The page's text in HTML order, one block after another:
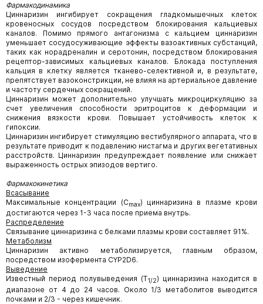
Фармакодинамика
Циннаризин ингибирует сокращения гладкомышечных клеток
кровеносных сосудов посредством блокирования кальциевых
каналов. Помимо прямого антагонизма с кальцием циннаризин
уменьшает сосудосуживающие эффекты вазоактивных субстанций,
таких как норадреналин и серотонин, посредством блокирования
рецептор-зависимых кальциевых каналов. Блокада поступления
кальция в клетку является тканево-селективной и, в результате,
препятствует вазоконстрикции, не влияя на артериальное давление
и частоту сердечных сокращений.
Циннаризин может дополнительно улучшать микроциркуляцию за
счет увеличения способности эритроцитов к деформации и
снижения вязкости крови. Повышает устойчивость клеток к
гипоксии.
Циннаризин ингибирует стимуляцию вестибулярного аппарата, что в
результате приводит к подавлению нистагма и других вегетативных
расстройств. Циннаризин предупреждает появление или снижает
выраженность острых эпизодов вертиго.
Фармакокинетика
Всасывание
Максимальные концентрации (Сmах) циннаризина в плазме крови
достигаются через 1-3 часа после приема внутрь.
Распределение
Связывание циннаризина с белками плазмы крови составляет 91%.
Метаболизм
Циннаризин активно метаболизируется, главным образом,
посредством изофермента CYP2D6.
Выведение
Известный период полувыведения (Т1/2) циннаризина находится в
диапазоне от 4 до 24 часов. Около 1/3 метаболитов выводится
почками и 2/3 - через кишечник.